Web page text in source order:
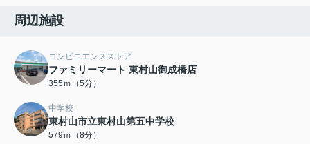
周辺施設
コンビニエンスストア
ファミリーマート 東村山御成橋店
355ｍ（5分）
中学校
東村山市立東村山第五中学校
579ｍ（8分）